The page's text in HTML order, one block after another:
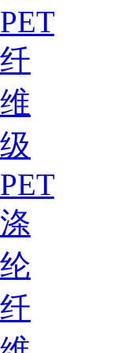
PET
纤
维
级
PET
涤
纶
纤